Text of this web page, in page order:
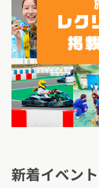
新着イベント